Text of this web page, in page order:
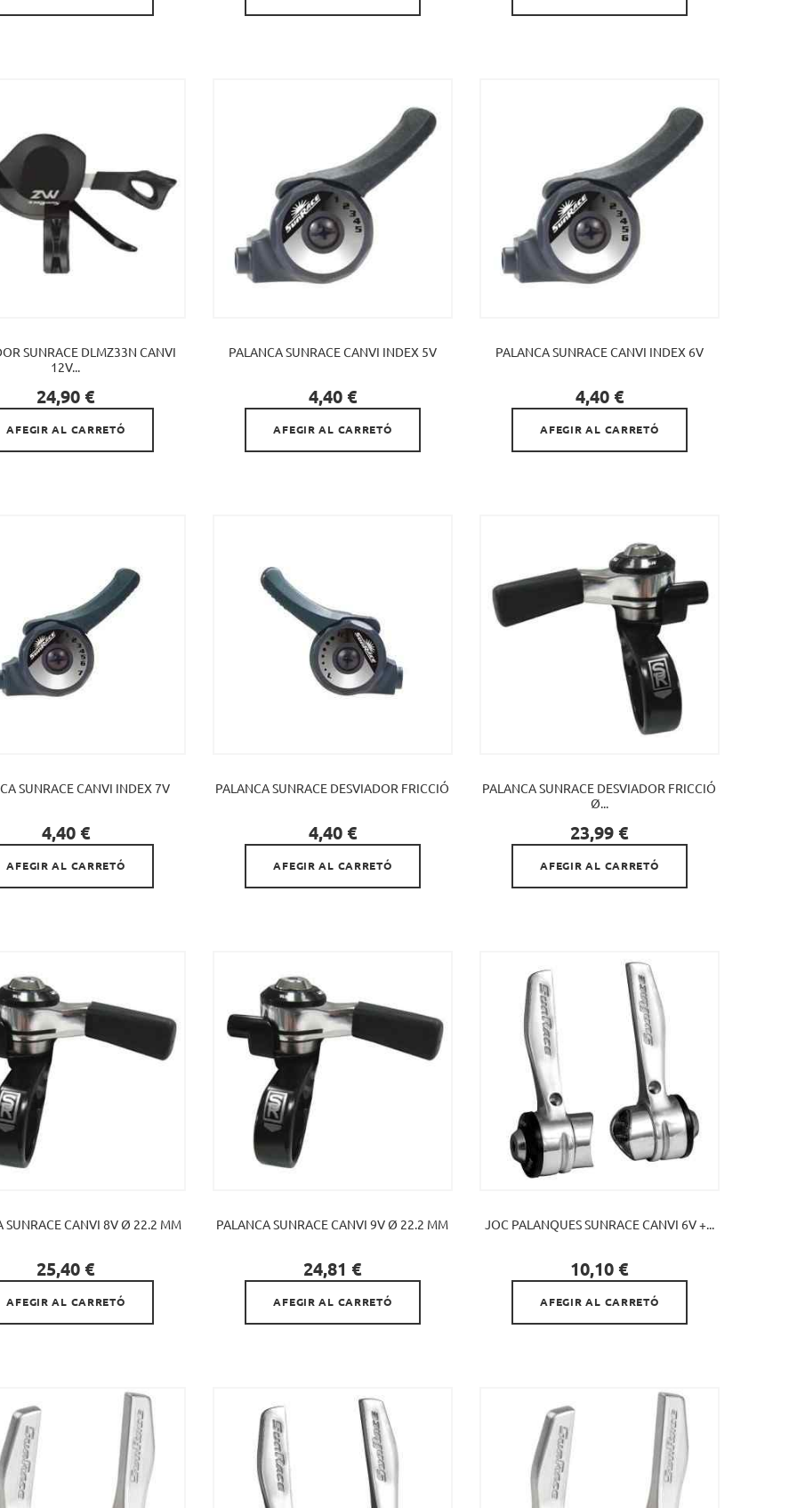
SUNRACE DLMZ33N CANVI
12V...
Preu
24,90 €

AFEGIR AL CARRETÓ
PALANCA SUNRACE CANVI INDEX 5V
Preu
4,40 €

AFEGIR AL CARRETÓ
PALANCA SUNRACE CANVI INDEX 6V
Preu
4,40 €

AFEGIR AL CARRETÓ
SUNRACE CANVI INDEX 7V
Preu
4,40 €

AFEGIR AL CARRETÓ
PALANCA SUNRACE DESVIADOR FRICCIÓ
Preu
4,40 €

AFEGIR AL CARRETÓ
PALANCA SUNRACE DESVIADOR FRICCIÓ
Ø...
Preu
23,99 €

AFEGIR AL CARRETÓ
SUNRACE CANVI 8V Ø 22.2 MM
Preu
25,40 €

AFEGIR AL CARRETÓ
PALANCA SUNRACE CANVI 9V Ø 22.2 MM
Preu
24,81 €

AFEGIR AL CARRETÓ
JOC PALANQUES SUNRACE CANVI 6V +...
Preu
10,10 €

AFEGIR AL CARRETÓ